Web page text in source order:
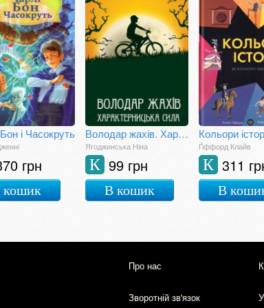
і Часокруть
грн
кошик
Володар жахів. Характерницька сила.
Ягоджинська Ніна
99 грн
К
В кошик
Кольори
Ґіффорд Клайв
311
К
В
Про нас
Зворотній зв'язок